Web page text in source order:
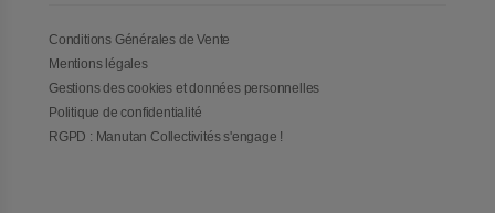
Conditions Générales de Vente
Mentions légales
Gestions des cookies et données personnelles
Politique de confidentialité
RGPD : Manutan Collectivités s'engage !